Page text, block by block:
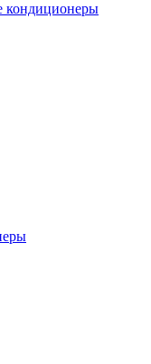
кондиционеры